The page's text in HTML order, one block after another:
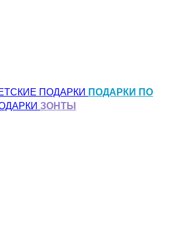
ПОДАРКИ ПОДАРКИ ПО
ЗОНТЫ